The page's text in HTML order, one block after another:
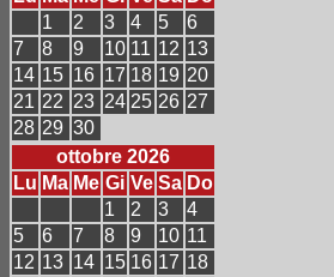
1
2 3 4 5
6
7
8 9 10 11 12 13
14 15 16 17 18 19 20
21 22 23 24 25 26 27
28 29 30
ottobre 2026
Lu Ma Me Gi Ve Sa Do
1
2 3
4
5
6 7 8 9 10 11
12 13 14 15 16 17 18